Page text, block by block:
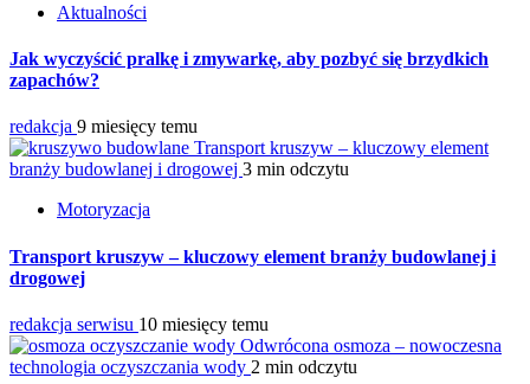
Aktualności
Jak wyczyścić pralkę i zmywarkę, aby pozbyć się brzydkich
zapachów?
redakcja 9 miesięcy temu
Transport kruszyw – kluczowy element
branży budowlanej i drogowej 3 min odczytu
Motoryzacja
Transport kruszyw – kluczowy element branży budowlanej i
drogowej
redakcja serwisu 10 miesięcy temu
Odwrócona osmoza – nowoczesna
technologia oczyszczania wody 2 min odczytu